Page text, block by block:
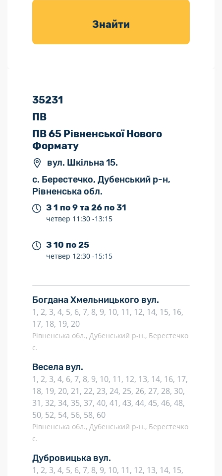
товарів для
Знайти
35231
ПВ
ПВ 65 Рівненської Нового
Формату
вул. Шкільна 15.
с. Берестечко, Дубенський р-н,
Рівненська обл.
З 1 по 9 та 26 по 31
четвер 11:30 -13:15
З 10 по 25
четвер 12:30 -15:15
Богдана Хмельницького вул.
1, 2, 3, 4, 5, 6, 7, 8, 9, 10, 11, 12, 14, 15, 16,
17, 18, 19, 20
Рівненська обл., Дубенський р-н., Берестечко
с.
Весела вул.
1, 2, 3, 4, 6, 7, 8, 9, 10, 11, 12, 13, 14, 16, 17,
18, 19, 20, 21, 22, 23, 24, 25, 26, 27, 28, 30,
31, 32, 34, 35, 37, 40, 41, 43, 44, 45, 46, 48,
50, 52, 54, 56, 58, 60
Рівненська обл., Дубенський р-н., Берестечко
с.
Дубровицька вул.
1, 2, 3, 4, 5, 6, 7, 8, 9, 10, 11, 12, 13, 14, 15,